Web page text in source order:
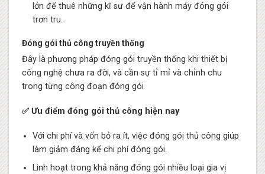
lớn để thuê những kĩ sư để vận hành máy đóng gói
trơn tru.
Đóng gói thủ công truyền thống
Đây là phương pháp đóng gói truyền thống khi thiết bị
công nghệ chưa ra đời, và cần sự tỉ mỉ và chỉnh chu
trong từng công đoạn đóng gói
✅ Ưu điểm đóng gói thủ công hiện nay
Với chi phí và vốn bỏ ra ít, việc đóng gói thủ công giúp
làm giảm đáng kể chi phí đóng gói.
Linh hoạt trong khả năng đóng gói nhiều loại gia vị